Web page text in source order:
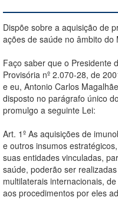
Dispõe sobre a aquisição de
ações de saúde no âmbito do
Faço saber que o Presidente
Provisória nº 2.070-28, de
e eu, Antonio Carlos
disposto no parágrafo único
promulgo a seguinte Lei:
Art. 1º As aquisições de
e outros insumos
suas entidades vinculadas,
saúde, poderão ser
multilaterais internacionais,
aos procedimentos por eles